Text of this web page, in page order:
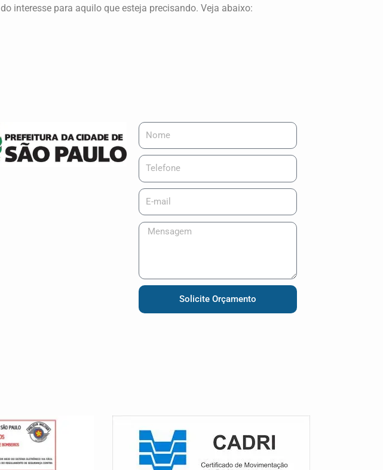
interesse para aquilo que esteja precisando. Veja abaixo:
Solicite Orçamento